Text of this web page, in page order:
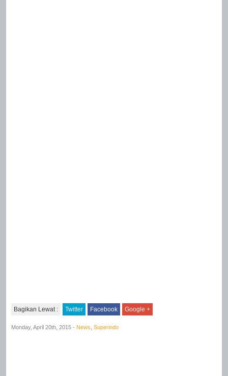
Bagikan Lewat : Twitter Facebook Google +
Monday, April 20th, 2015 - News ,Superindo